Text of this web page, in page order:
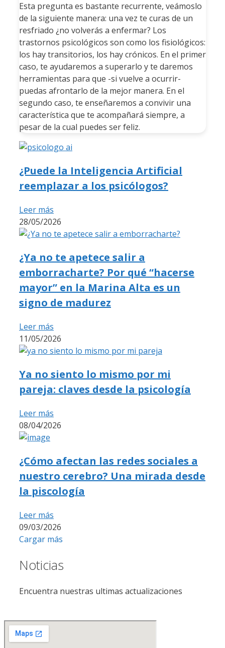
Esta pregunta es bastante recurrente, veámoslo
de la siguiente manera: una vez te curas de un
resfriado ¿no volverás a enfermar? Los
trastornos psicológicos son como los fisiológicos:
los hay transitorios, los hay crónicos. En el primer
caso, te ayudaremos a superarlo y te daremos
herramientas para que -si vuelve a ocurrir-
puedas afrontarlo de la mejor manera. En el
segundo caso, te enseñaremos a convivir una
característica que te acompañará siempre, a
pesar de la cual puedes ser feliz.
¿Puede la Inteligencia Artificial
reemplazar a los psicólogos?
Leer más
28/05/2026
¿Ya no te apetece salir a
emborracharte? Por qué “hacerse
mayor” en la Marina Alta es un
signo de madurez
Leer más
11/05/2026
Ya no siento lo mismo por mi
pareja: claves desde la psicología
Leer más
08/04/2026
¿Cómo afectan las redes sociales a
nuestro cerebro? Una mirada desde
la piscología
Leer más
09/03/2026
Cargar más
Noticias
Encuentra nuestras ultimas actualizaciones